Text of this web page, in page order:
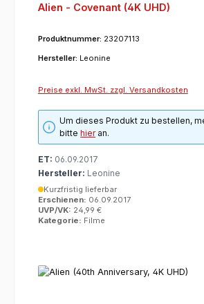
Alien - Covenant (4K UHD)
Produktnummer: 23207113
Hersteller: Leonine
Preise exkl. MwSt. zzgl. Versandkosten
Um dieses Produkt zu bestellen,
bittehieran.
ET: 06.09.2017
Hersteller: Leonine
Kurzfristig lieferbar
Erschienen: 06.09.2017
UVP/VK: 24,99 €
Kategorie: Filme